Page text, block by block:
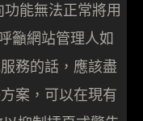
能無法正常將用
籲網站管理人如
務的話，應該盡
案，可以在現有